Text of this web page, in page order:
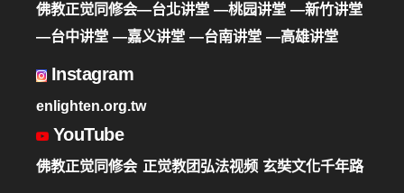
佛教正觉同修会—台北讲堂 —桃园讲堂 —新竹讲堂
—台中讲堂 —嘉义讲堂 —台南讲堂 —高雄讲堂
Instagram
enlighten.org.tw
YouTube
佛教正觉同修会 正觉教团弘法视频 玄奘文化千年路